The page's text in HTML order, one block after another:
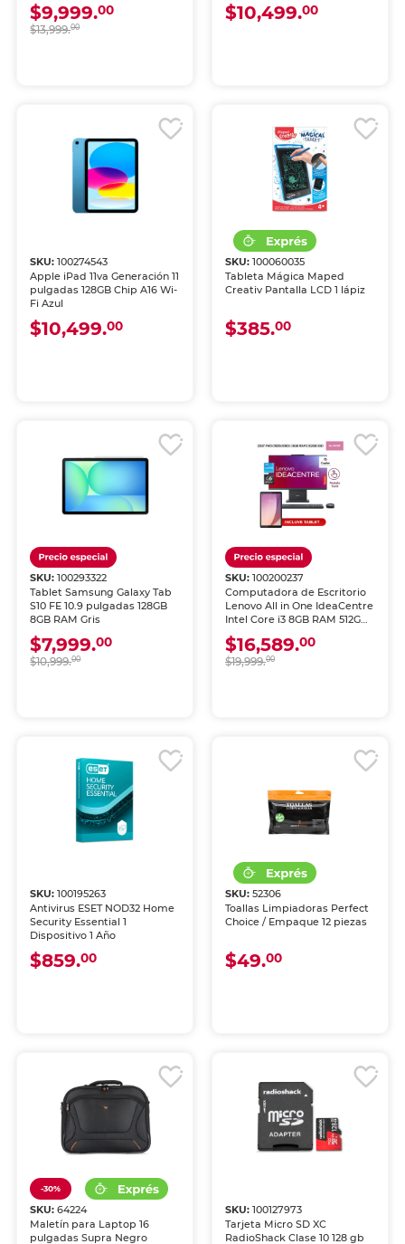
$9,999.00
$13,999.00
$10,499.00
SKU:100274543
Apple iPad 11va Generación 11
pulgadas 128GB Chip A16 Wi-
Fi Azul
$10,499.00
SKU: 100060035
Tableta Mágica Maped
Creativ Pantalla LCD 1 lápiz
$385.00
SKU:100293322
Tablet Samsung Galaxy Tab
S10 FE 10.9 pulgadas 128GB
8GB RAM Gris
$7,999.00
$10,999.00
SKU: 100200237
Computadora de Escritorio
Lenovo All in One IdeaCentre
Intel Core i3 8GB RAM 512GB
SSD 23.8 pulgadas
$16,589.00
$19,999.00
SKU:100195263
Antivirus ESET NOD32 Home
Security Essential 1
Dispositivo 1 Año
$859.00
SKU: 52306
Toallas Limpiadoras Perfect
Choice / Empaque 12 piezas
$49.00
-30%
SKU:64224
Maletín para Laptop 16
pulgadas Supra Negro
SKU: 100127973
Tarjeta Micro SD XC
RadioShack Clase 10 128 gb